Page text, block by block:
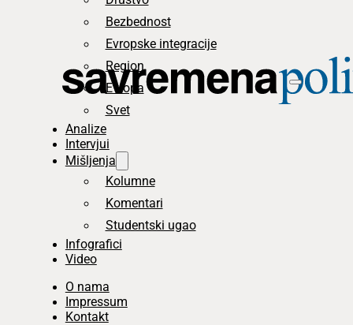
Bezbednost
Evropske integracije
Region
Evropa
Svet
Analize
Intervjui
Mišljenja
Kolumne
Komentari
Studentski ugao
Infografici
Video
O nama
Impressum
Kontakt